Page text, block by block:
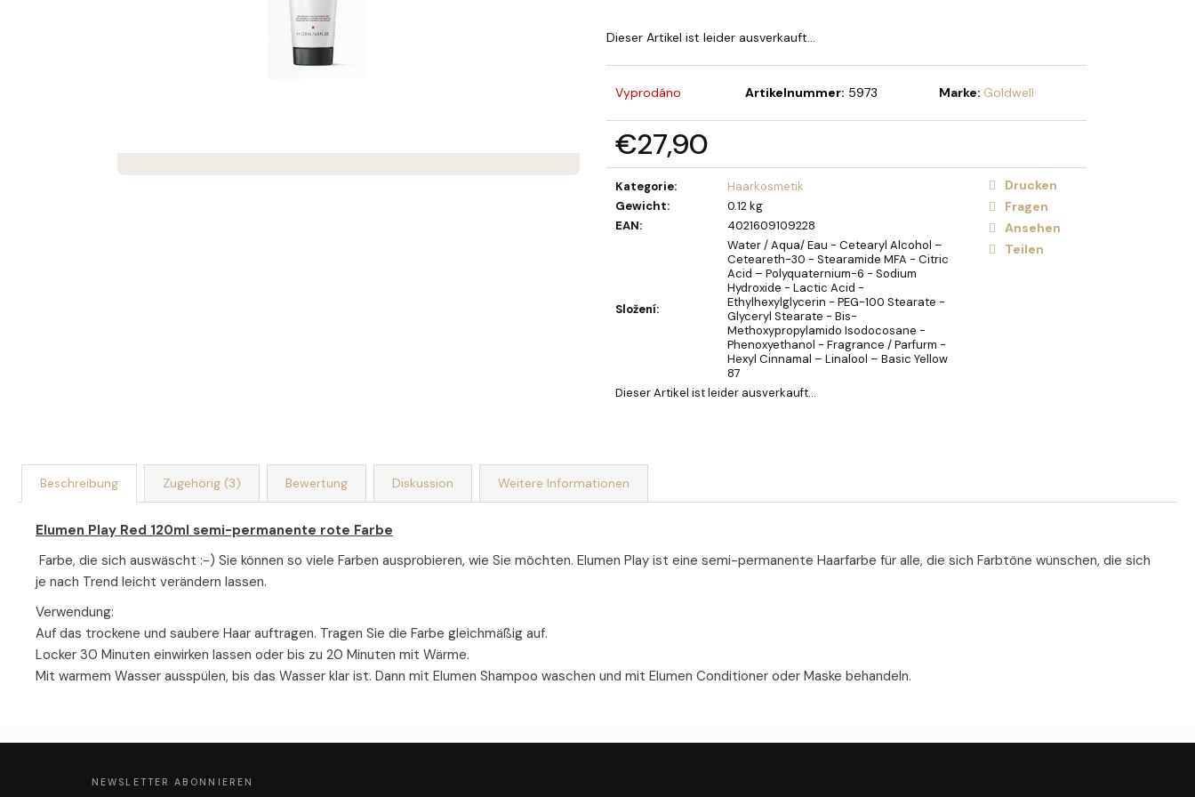
Dieser Artikel ist leider ausverkauft…
Vyprodáno Artikelnummer: 5973 Marke: Goldwell
€27,90
Verkaufspreis:
Kategorie:
Haarkosmetik
Gewicht:
0.12 kg
EAN: 4021609109228
Složení:
Water / Aqua/ Eau - Cetearyl Alcohol –
Ceteareth-30 - Stearamide MFA - Citric
Acid – Polyquaternium-6 - Sodium
Hydroxide - Lactic Acid -
Ethylhexylglycerin - PEG-100 Stearate -
Glyceryl Stearate - Bis-
Methoxypropylamido Isodocosane -
Phenoxyethanol - Fragrance / Parfurm -
Hexyl Cinnamal – Linalool – Basic Yellow
87
Dieser Artikel ist leider ausverkauft…
Drucken
Fragen
Ansehen
Teilen
Beschreibung Zugehörig (3) Bewertung Diskussion Weitere Informationen
Elumen Play Red 120ml semi-permanente rote Farbe
Farbe, die sich auswäscht :-) Sie können so viele Farben ausprobieren, wie Sie möchten. Elumen Play ist eine semi-permanente Haarfarbe für alle, die sich Farbtöne wünschen, die sich
je nach Trend leicht verändern lassen.
Verwendung:
Auf das trockene und saubere Haar auftragen. Tragen Sie die Farbe gleichmäßig auf.
Locker 30 Minuten einwirken lassen oder bis zu 20 Minuten mit Wärme.
Mit warmem Wasser ausspülen, bis das Wasser klar ist. Dann mit Elumen Shampoo waschen und mit Elumen Conditioner oder Maske behandeln.
SEIFENSTRAUSS AUS SEIFEN UND S
F
NEWSLETTER ABONNIEREN